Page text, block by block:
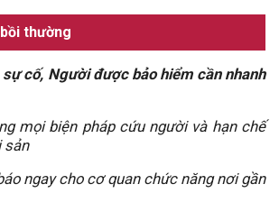
thường
sự cố, Người được bảo hiểm cần nhanh
mọi biện pháp cứu người và hạn chế
sản
ngay cho cơ quan chức năng nơi gần